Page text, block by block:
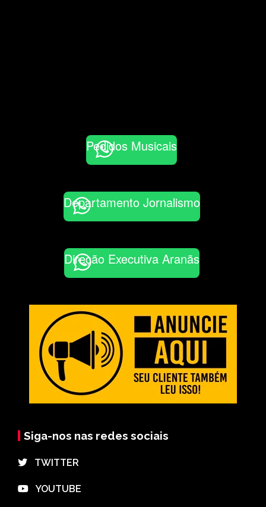
Pedidos Musicais
Departamento Jornalismo
Direção Executiva Aranãs
Siga-nos nas redes sociais
⠀TWITTER
⠀YOUTUBE